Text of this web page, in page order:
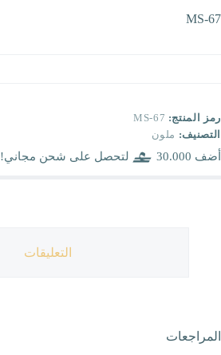
MS-67
رمز المنتج: MS-67
التصنيف: ملون
أضف 30.000 لتحصل على شحن مجاني!
التعليقات
المراجعات